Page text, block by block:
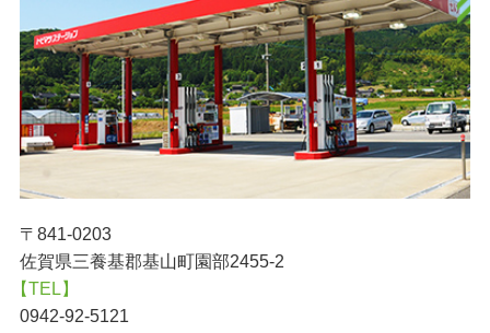
〒841-0203
佐賀県三養基郡基山町園部2455-2
【TEL】
0942-92-5121